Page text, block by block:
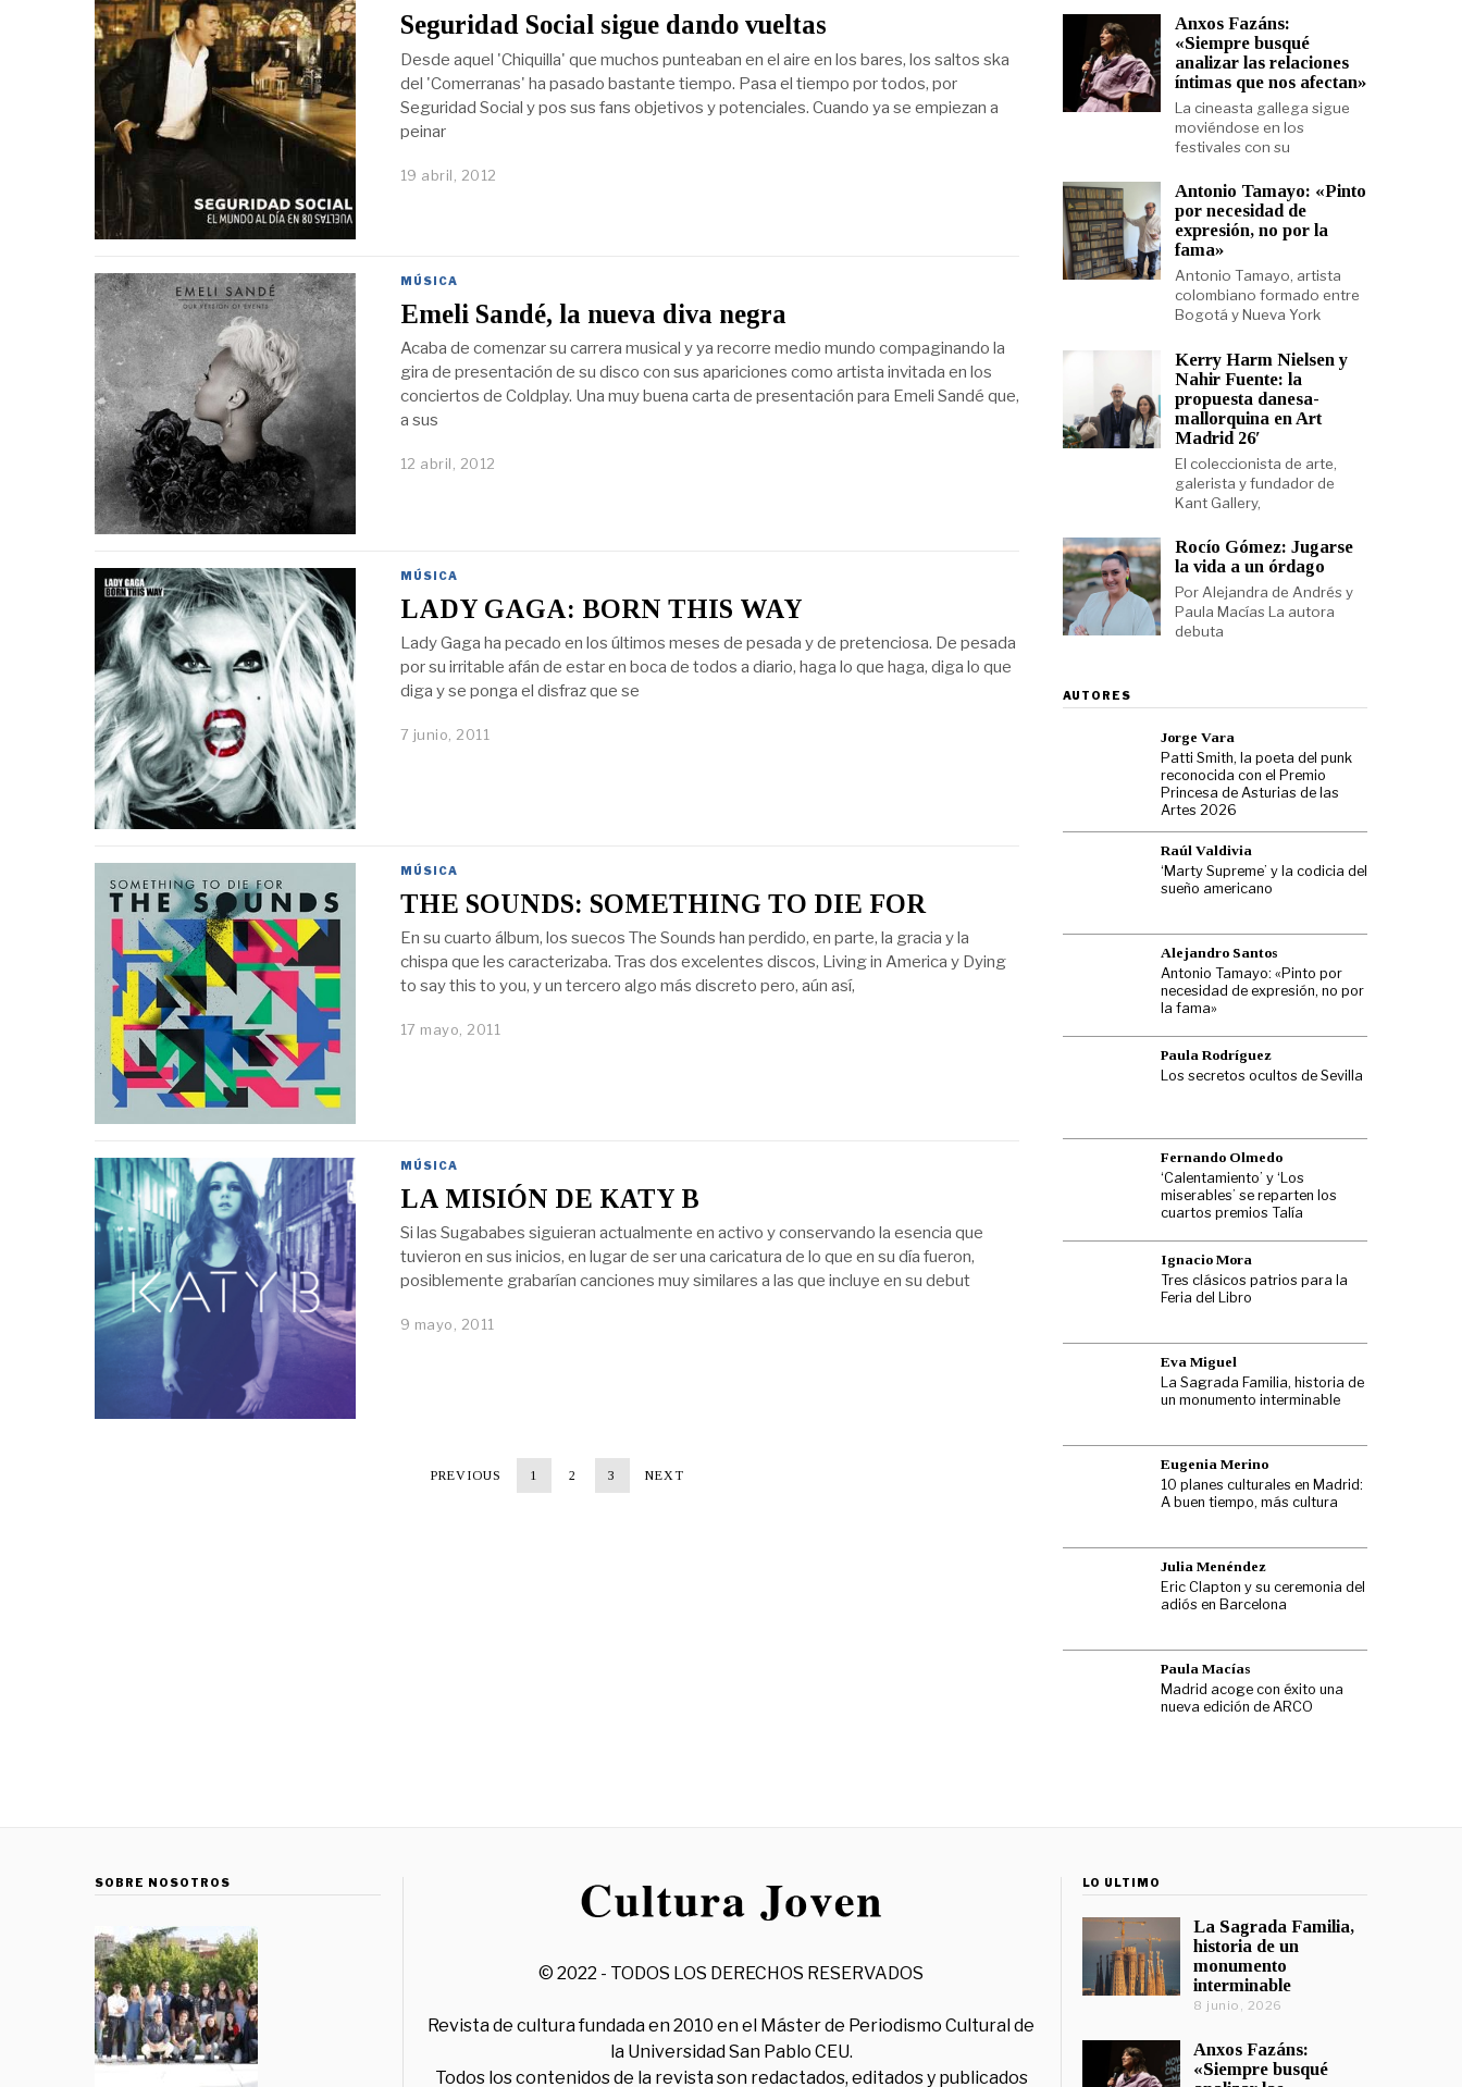
Seguridad Social sigue dando vueltas
Desde aquel 'Chiquilla' que muchos punteaban en el aire en los bares, los saltos ska
del 'Comerranas' ha pasado bastante tiempo. Pasa el tiempo por todos, por
Seguridad Social y pos sus fans objetivos y potenciales. Cuando ya se empiezan a
peinar
19 abril, 2012
MÚSICA
Emeli Sandé, la nueva diva negra
Acaba de comenzar su carrera musical y ya recorre medio mundo compaginando la
gira de presentación de su disco con sus apariciones como artista invitada en los
conciertos de Coldplay. Una muy buena carta de presentación para Emeli Sandé que,
a sus
12 abril, 2012
MÚSICA
LADY GAGA: BORN THIS WAY
Lady Gaga ha pecado en los últimos meses de pesada y de pretenciosa. De pesada
por su irritable afán de estar en boca de todos a diario, haga lo que haga, diga lo que
diga y se ponga el disfraz que se
7 junio, 2011
MÚSICA
THE SOUNDS: SOMETHING TO DIE FOR
En su cuarto álbum, los suecos The Sounds han perdido, en parte, la gracia y la
chispa que les caracterizaba. Tras dos excelentes discos, Living in America y Dying
to say this to you, y un tercero algo más discreto pero, aún así,
17 mayo, 2011
MÚSICA
LA MISIÓN DE KATY B
Si las Sugababes siguieran actualmente en activo y conservando la esencia que
tuvieron en sus inicios, en lugar de ser una caricatura de lo que en su día fueron,
posiblemente grabarían canciones muy similares a las que incluye en su debut
9 mayo, 2011
PREVIOUS 1 2 3 NEXT
Anxos Fazáns:
«Siempre busqué
analizar las relaciones
íntimas que nos afectan»
La cineasta gallega sigue
moviéndose en los
festivales con su
Antonio Tamayo: «Pinto
por necesidad de
expresión, no por la
fama»
Antonio Tamayo, artista
colombiano formado entre
Bogotá y Nueva York
Kerry Harm Nielsen y
Nahir Fuente: la
propuesta danesa-
mallorquina en Art
Madrid 26′
El coleccionista de arte,
galerista y fundador de
Kant Gallery,
Rocío Gómez: Jugarse
la vida a un órdago
Por Alejandra de Andrés y
Paula Macías La autora
debuta
AUTORES
Jorge Vara
Patti Smith, la poeta del punk
reconocida con el Premio
Princesa de Asturias de las
Artes 2026
Raúl Valdivia
‘Marty Supreme’ y la codicia del
sueño americano
Alejandro Santos
Antonio Tamayo: «Pinto por
necesidad de expresión, no por
la fama»
Paula Rodríguez
Los secretos ocultos de Sevilla
Fernando Olmedo
‘Calentamiento’ y ‘Los
miserables’ se reparten los
cuartos premios Talía
Ignacio Mora
Tres clásicos patrios para la
Feria del Libro
Eva Miguel
La Sagrada Familia, historia de
un monumento interminable
Eugenia Merino
10 planes culturales en Madrid:
A buen tiempo, más cultura
Julia Menéndez
Eric Clapton y su ceremonia del
adiós en Barcelona
Paula Macías
Madrid acoge con éxito una
nueva edición de ARCO
SOBRE NOSOTROS
© 2022 - TODOS LOS DERECHOS RESERVADOS
Revista de cultura fundada en 2010 en el Máster de Periodismo Cultural de
la Universidad San Pablo CEU.
Todos los contenidos de la revista son redactados, editados y publicados
LO ÚLTIMO
La Sagrada Familia,
historia de un
monumento
interminable
8 junio, 2026
Anxos Fazáns:
«Siempre busqué